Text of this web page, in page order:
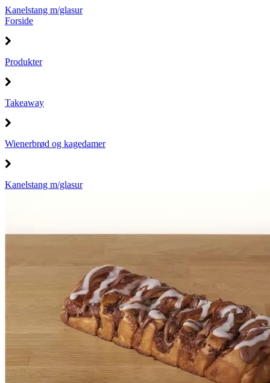
Kanelstang m/glasur
Forside
Produkter
Takeaway
Wienerbrød og kagedamer
Kanelstang m/glasur